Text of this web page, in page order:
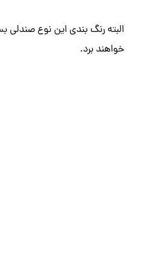
البته رنگ بندی این نوع صندلی
خواهند برد.